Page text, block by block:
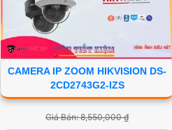
CAMERA IP ZOOM HIKVISION DS-
2CD2743G2-IZS
Giá Bán: 8,550,000 ₫